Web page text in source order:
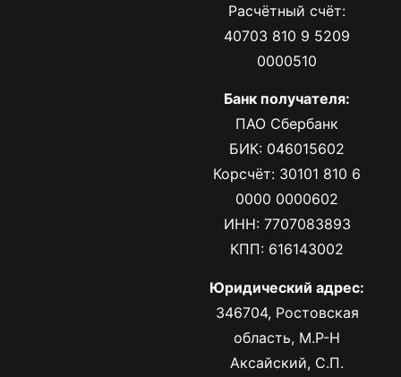
Расчётный счёт:
40703 810 9 5209
0000510
Банк получателя:
ПАО Сбербанк
БИК: 046015602
Корсчёт: 30101 810 6
0000 0000602
ИНН: 7707083893
КПП: 616143002
Юридический адрес:
346704, Ростовская
область, М.Р-Н
Аксайский, С.П.